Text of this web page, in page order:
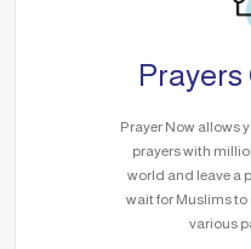
Prayer Now allows
prayers with
world and leave a
wait for Muslims to
various